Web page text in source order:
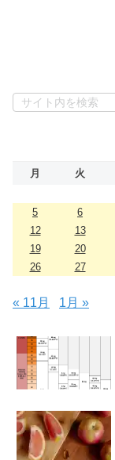
月 火
5
6
12
13
19
20
26
27
« 11月 1月 »